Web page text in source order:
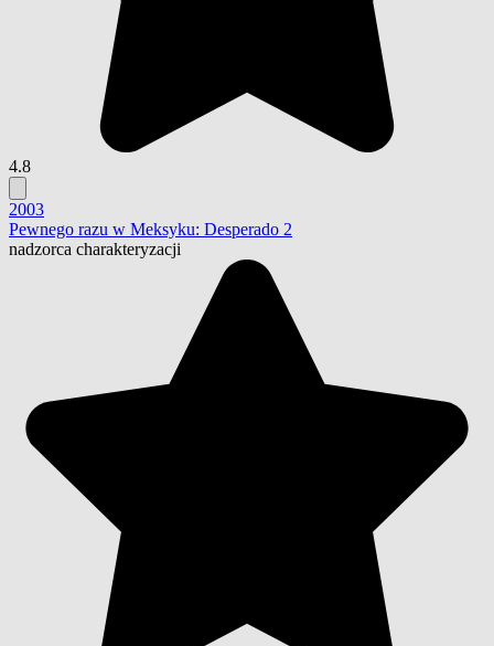
4.8
2003
Pewnego razu w Meksyku: Desperado 2
nadzorca charakteryzacji